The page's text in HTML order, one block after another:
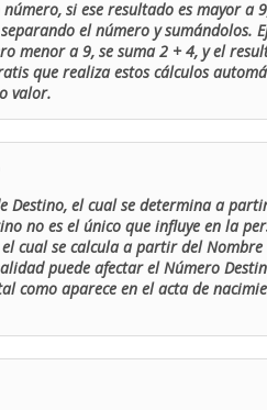
si ese resultado es mayor a
el número y sumándolos.
menor a 9, se suma 2 + 4, y el
que realiza estos cálculos
valor.
Destino, el cual se determina a
no es el único que influye en la
cual se calcula a partir del Nombre
puede afectar el Número
como aparece en el acta de